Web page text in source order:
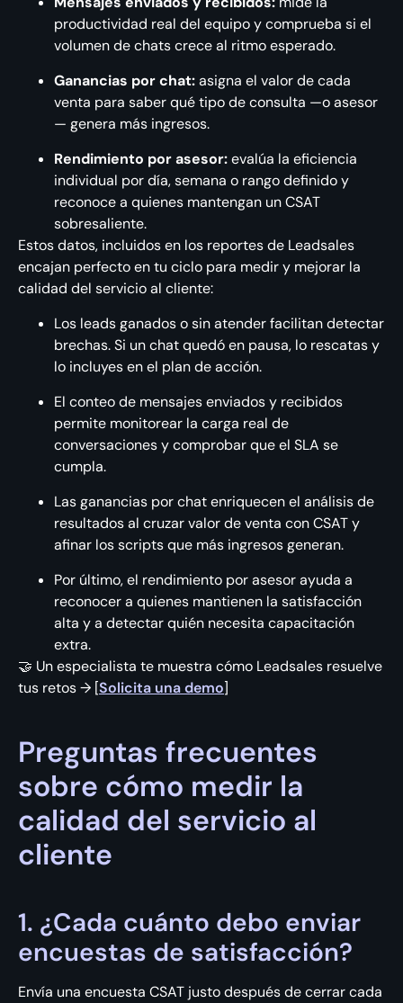
productividad real del equipo y comprueba si el
volumen de chats crece al ritmo esperado.
Ganancias por chat:asigna el valor de cada
venta para saber qué tipo de consulta —o asesor
— genera más ingresos.
Rendimiento por asesor:evalúa la eficiencia
individual por día, semana o rango definido y
reconoce a quienes mantengan un CSAT
sobresaliente.
Estos datos, incluidos en los reportes de Leadsales
encajan perfecto en tu ciclo para medir y mejorar la
calidad del servicio al cliente:
Los leads ganados o sin atender facilitan detectar
brechas. Si un chat quedó en pausa, lo rescatas y
lo incluyes en el plan de acción.
El conteo de mensajes enviados y recibidos
permite monitorear la carga real de
conversaciones y comprobar que el SLA se
cumpla.
Las ganancias por chat enriquecen el análisis de
resultados al cruzar valor de venta con CSAT y
afinar los scripts que más ingresos generan.
Por último, el rendimiento por asesor ayuda a
reconocer a quienes mantienen la satisfacción
alta y a detectar quién necesita capacitación
extra.
🤝 Un especialista te muestra cómo Leadsales resuelve
tus retos → [Solicita una demo]
Preguntas frecuentes
sobre cómo medir la
calidad del servicio al
cliente
1. ¿Cada cuánto debo enviar
encuestas de satisfacción?
Envía una encuesta CSAT justo después de cerrar cada